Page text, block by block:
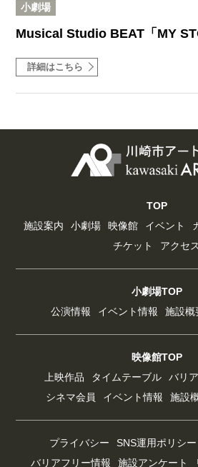
小劇場
Musical Studio BEAT「MY
詳細はこちら
TOP
施設案内
小劇場 映像館 イベント
チケット
アクセス
小劇場TOP
公演情報
イベント情報 施設概
映像館TOP
上映作品
タイムテーブル
バリ
シネマ会員
イベント情報 施設
プライバシー SNS運用ポリシー
バリアフリー情報
施設アンケート